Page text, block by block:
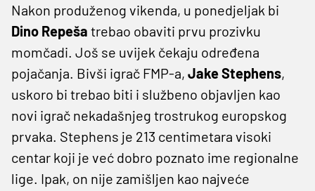
Nakon produženog vikenda, u ponedjeljak bi
Dino Repeša trebao obaviti prvu prozivku
momčadi. Još se uvijek čekaju određena
pojačanja. Bivši igrač FMP-a, Jake Stephens,
uskoro bi trebao biti i službeno objavljen kao
novi igrač nekadašnjeg trostrukog europskog
prvaka. Stephens je 213 centimetara visoki
centar koji je već dobro poznato ime regionalne
lige. Ipak, on nije zamišljen kao najveće